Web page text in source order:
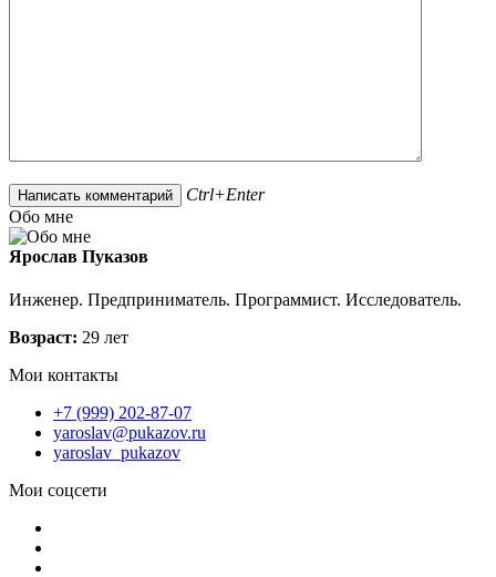
Ctrl+Enter
Обо мне
Ярослав Пуказов
Инженер. Предприниматель. Программист. Исследователь.
Возраст: 29 лет
Мои контакты
+7 (999) 202-87-07
yaroslav@pukazov.ru
yaroslav_pukazov
Мои соцсети